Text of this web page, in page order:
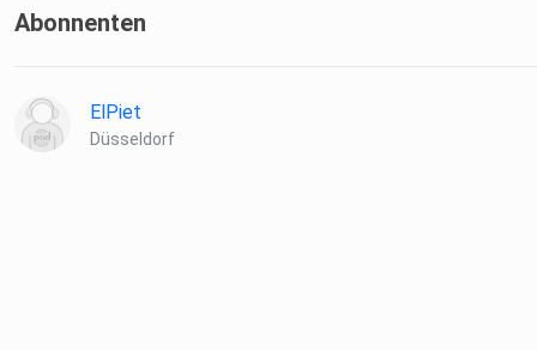
Abonnenten
ElPiet
Düsseldorf